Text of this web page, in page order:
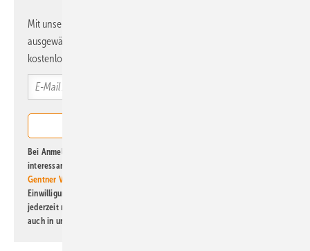
Mit unserem Newsletter erhalten Sie regelmäßig von uns
ausgewählte Informationen und Neuigkeiten, gebündelt und
kostenlos direkt ins Postfach.
Bei Anmeldung zu diesem Newsletter bin ich damit einverstanden, über
interessante Verlags- und Online-Angebote
Gentner Verlag GmbH & Co. KG
Einwilligung kann ich jederzeit widerrufen und eine Abmeldung ist
jederzeit möglich. Informationen zum Umgang mit Daten finden Sie
auch in unserer